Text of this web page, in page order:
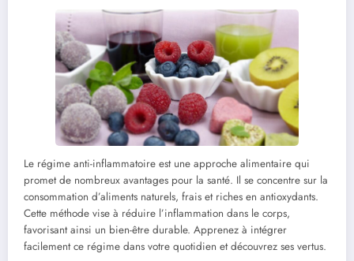
Le régime anti-inflammatoire est une approche alimentaire qui
promet de nombreux avantages pour la santé. Il se concentre sur la
consommation d’aliments naturels, frais et riches en antioxydants.
Cette méthode vise à réduire l’inflammation dans le corps,
favorisant ainsi un bien-être durable. Apprenez à intégrer
facilement ce régime dans votre quotidien et découvrez ses vertus.